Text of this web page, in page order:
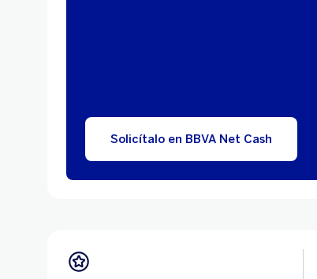
Solicítalo en BBVA Net Cash